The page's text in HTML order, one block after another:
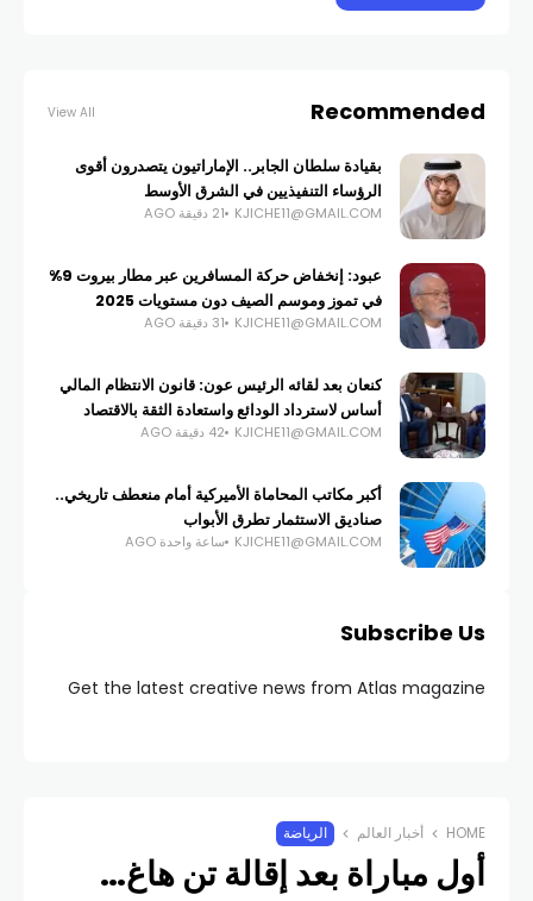
Recommended
View All
بقيادة سلطان الجابر.. الإماراتيون يتصدرون أقوى
الرؤساء التنفيذيين في الشرق الأوسط
KJICHE11@GMAIL.COM 21 دقيقة AGO
عبود: إنخفاض حركة المسافرين عبر مطار بيروت 9%
في تموز وموسم الصيف دون مستويات 2025
KJICHE11@GMAIL.COM 31 دقيقة AGO
كنعان بعد لقائه الرئيس عون: قانون الانتظام المالي
أساس لاسترداد الودائع واستعادة الثقة بالاقتصاد
KJICHE11@GMAIL.COM 42 دقيقة AGO
أكبر مكاتب المحاماة الأميركية أمام منعطف تاريخي..
صناديق الاستثمار تطرق الأبواب
KJICHE11@GMAIL.COM ساعة واحدة AGO
Subscribe Us
Get the latest creative news from Atlas magazine
HOME أخبار العالم الرياضة
أول مباراة بعد إقالة تن هاغ…